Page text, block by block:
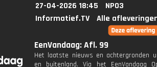
27-04-2026 18:45
NPO3
Informatief.TV
Alle
EenVandaag: Afl. 99
Het laatste nieuws en achtergronden
en buitenland. Via het EenVandaag